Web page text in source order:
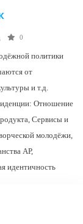
0
политики
от
и т.д.
Отношение
Сервисы и
молодёжи,
АР,
идентичность